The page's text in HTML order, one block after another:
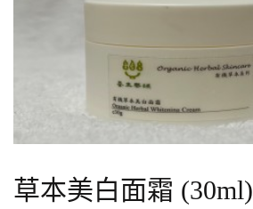
草本美白面霜 (30ml)